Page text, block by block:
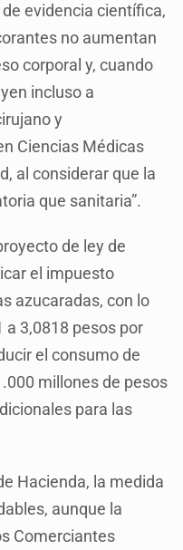
evidencia científica,
no aumentan
corporal y, cuando
incluso a
y
Ciencias Médicas
al considerar que la
que sanitaria”.
de ley de
el impuesto
azucaradas, con lo
a 3,0818 pesos por
el consumo de
millones de pesos
para las
Hacienda, la medida
aunque la
Comerciantes